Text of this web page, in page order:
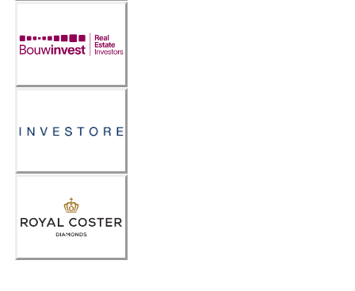
BouwInv
est
Investor
e
Royal
Coster
Diamond
s